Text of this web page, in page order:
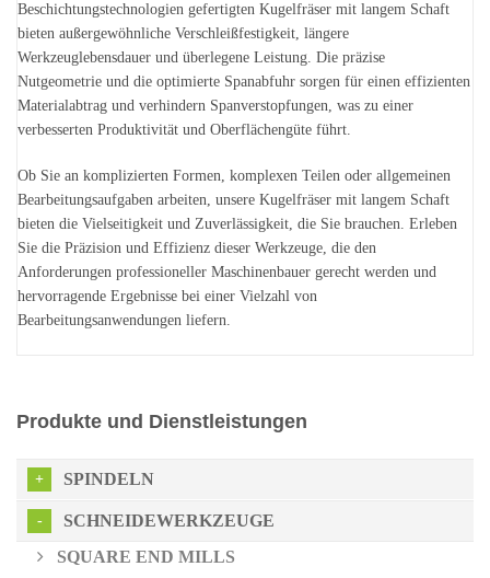
Beschichtungstechnologien gefertigten Kugelfräser mit langem Schaft
bieten außergewöhnliche Verschleißfestigkeit, längere
Werkzeuglebensdauer und überlegene Leistung. Die präzise
Nutgeometrie und die optimierte Spanabfuhr sorgen für einen effizienten
Materialabtrag und verhindern Spanverstopfungen, was zu einer
verbesserten Produktivität und Oberflächengüte führt.
Ob Sie an komplizierten Formen, komplexen Teilen oder allgemeinen
Bearbeitungsaufgaben arbeiten, unsere Kugelfräser mit langem Schaft
bieten die Vielseitigkeit und Zuverlässigkeit, die Sie brauchen. Erleben
Sie die Präzision und Effizienz dieser Werkzeuge, die den
Anforderungen professioneller Maschinenbauer gerecht werden und
hervorragende Ergebnisse bei einer Vielzahl von
Bearbeitungsanwendungen liefern.
Produkte und Dienstleistungen
SPINDELN
SCHNEIDEWERKZEUGE
SQUARE END MILLS